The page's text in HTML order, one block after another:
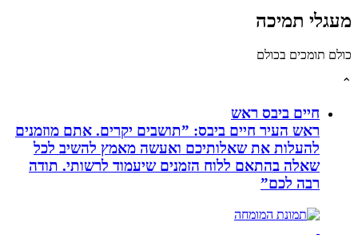
תמיכה
בכולם
חיים ביבס ראש
ראש העיר חיים ביבס: ”תושבים יקרים. אתם מוזמנים
להעלות את שאלותיכם ואעשה מאמץ להשיב לכל
שאלה בהתאם ללוח הזמנים שיעמוד לרשותי. תודה
רבה לכם”